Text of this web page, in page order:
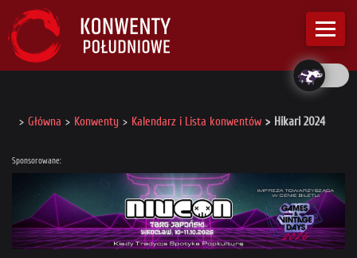
Główna Konwenty Kalendarz i Lista konwentów Hikari 2024
Sponsorowane: